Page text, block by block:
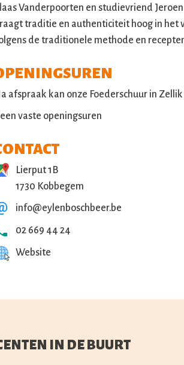
Vanderpoorten en studievriend
traditie en authenticiteit hoog in het
de traditionele methode en
afspraak kan onze Foederschuur in
vaste openingsuren
Lierput 1B
1730 Kobbegem
info@eylenboschbeer.be
02 669 44 24
Website
IN DE BUURT